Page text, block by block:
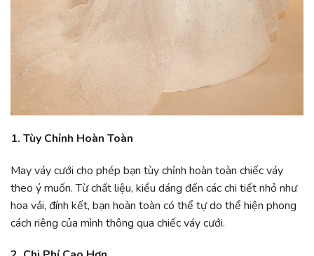
1. Tùy Chỉnh Hoàn Toàn
May váy cưới cho phép bạn tùy chỉnh hoàn toàn chiếc váy
theo ý muốn. Từ chất liệu, kiểu dáng đến các chi tiết nhỏ như
hoa vải, đính kết, bạn hoàn toàn có thể tự do thể hiện phong
cách riêng của mình thông qua chiếc váy cưới.